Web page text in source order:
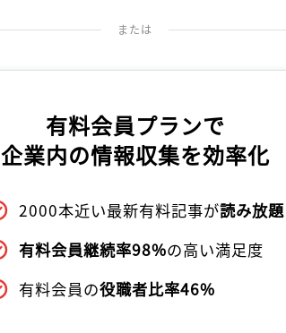
または
有料会員プランで
企業内の情報収集を効率化
2000本近い最新有料記事が読み放題
有料会員継続率98%の高い満足度
有料会員の役職者比率46%